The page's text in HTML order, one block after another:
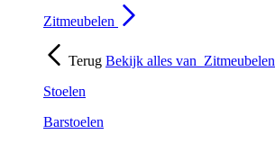
Zitmeubelen
Terug Bekijk alles van Zitmeubelen
Stoelen
Barstoelen